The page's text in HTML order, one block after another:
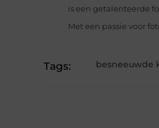
is een getalenteerde
Met een passie voor
Tags: besneeuwde